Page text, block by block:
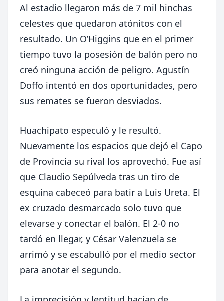
Al estadio llegaron más de 7 mil hinchas
celestes que quedaron atónitos con el
resultado. Un O’Higgins que en el primer
tiempo tuvo la posesión de balón pero no
creó ninguna acción de peligro. Agustín
Doffo intentó en dos oportunidades, pero
sus remates se fueron desviados.
Huachipato especuló y le resultó.
Nuevamente los espacios que dejó el Capo
de Provincia su rival los aprovechó. Fue así
que Claudio Sepúlveda tras un tiro de
esquina cabeceó para batir a Luis Ureta. El
ex cruzado desmarcado solo tuvo que
elevarse y conectar el balón. El 2-0 no
tardó en llegar, y César Valenzuela se
arrimó y se escabulló por el medio sector
para anotar el segundo.